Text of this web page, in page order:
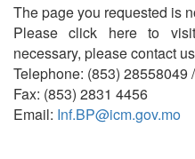
The page you requested is
Please click here to
necessary, please contact
Telephone: (853) 28558049
Fax: (853) 2831 4456
Email: Inf.BP@icm.gov.mo